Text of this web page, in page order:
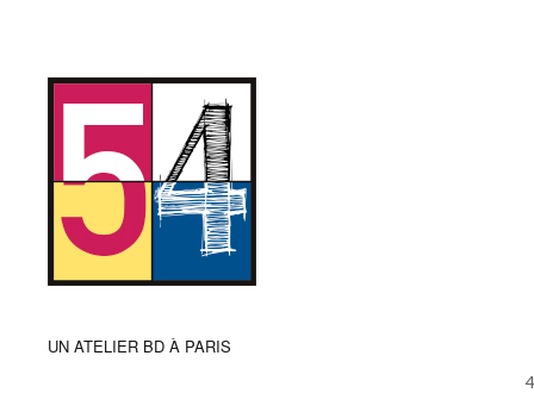
UN ATELIER BD À PARIS